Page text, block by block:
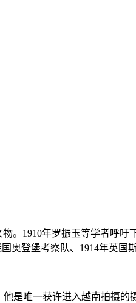
。1910年罗振玉等学者呼吁
奥登堡考察队、1914年英国
是唯一获许进入越南拍摄的